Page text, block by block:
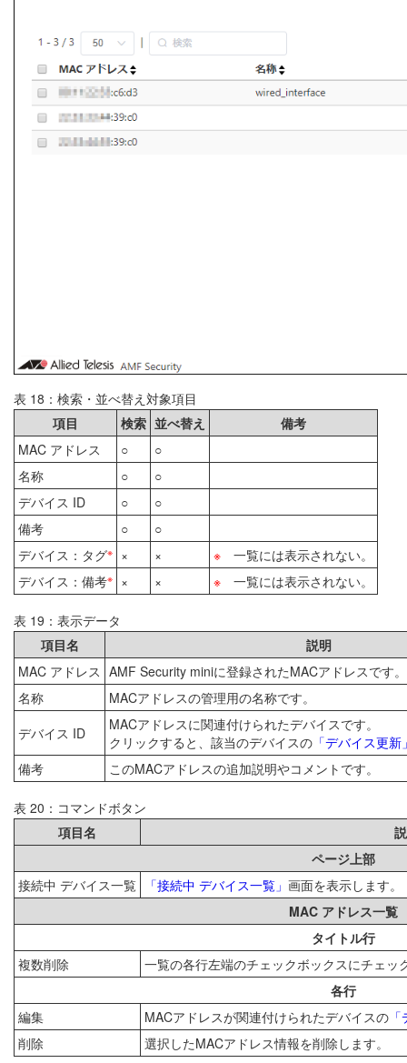
表 18：検索・並べ替え対象項目
項目
検索 並べ替え
備考
MAC アドレス
○
○
名称
○
○
デバイス ID
○
○
備考
○
○
デバイス：タグ※ × × ※ 一覧には表示されない。
デバイス：備考※ × × ※ 一覧には表示されない。
表 19：表示データ
項目名
説明
MAC アドレス AMF Security miniに登録されたMACアドレスです。
名称
MACアドレスの管理用の名称です。
デバイス ID
MACアドレスに関連付けられたデバイスです。
クリックすると、該当のデバイスの 「デバイス更新
備考
このMACアドレスの追加説明やコメントです。
表 20：コマンドボタン
項目名
ページ上部
接続中 デバイス一覧
「接続中 デバイス一覧」 画面を表示します。
MAC アドレス一覧
タイトル行
複数削除
一覧の各行左端のチェックボックスにチェ
各行
編集
MACアドレスが関連付けられたデバイスの
削除
選択したMACアドレス情報を削除します。